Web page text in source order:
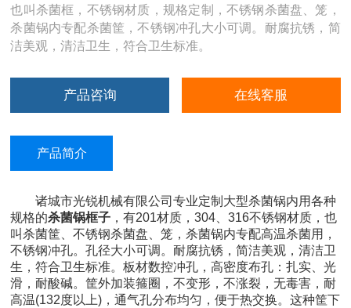
也叫杀菌框，不锈钢材质，规格定制，不锈钢杀菌盘、笼，
杀菌锅内专配杀菌筐，不锈钢冲孔大小可调。耐腐抗锈，简
洁美观，清洁卫生，符合卫生标准。
产品咨询 在线客服
产品简介
诸城市光锐机械有限公司专业定制大型杀菌锅内用各种
规格的杀菌锅框子 ，有201材质，304、316不锈钢材质，也
叫杀菌筐、不锈钢杀菌盘、笼，杀菌锅内专配高温杀菌用，
不锈钢冲孔。孔径大小可调。耐腐抗锈，简洁美观，清洁卫
生，符合卫生标准。板材数控冲孔，高密度布孔：扎实、光
滑，耐酸碱。筐外加装箍圈，不变形，不涨裂，无毒害，耐
高温(132度以上)，通气孔分布均匀，便于热交换。这种筐下